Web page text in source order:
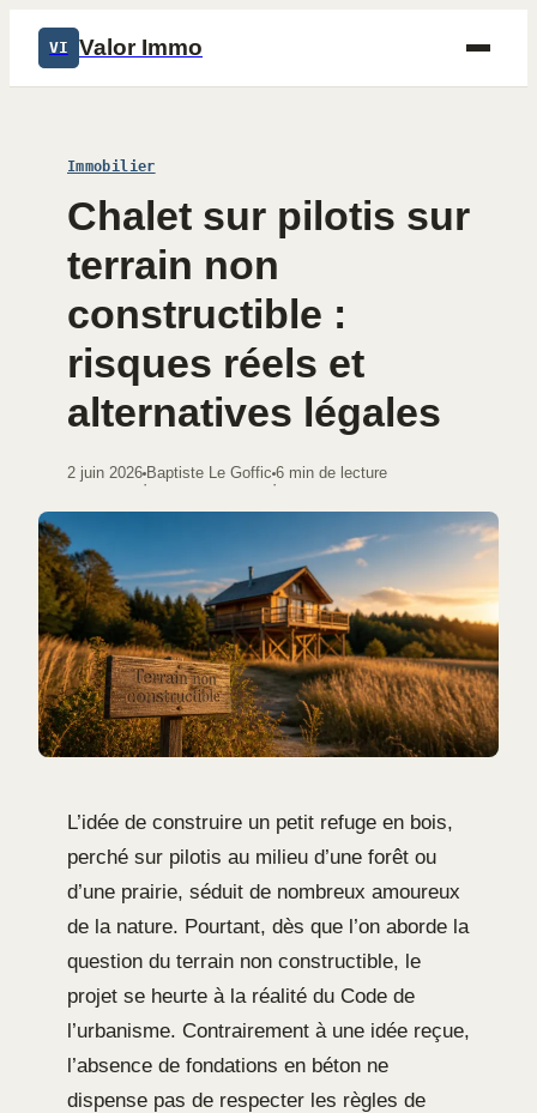
VI Valor Immo
Immobilier
Chalet sur pilotis sur
terrain non
constructible :
risques réels et
alternatives légales
2 juin 2026
·
Baptiste Le Goffic
·
6 min de lecture
L’idée de construire un petit refuge en bois,
perché sur pilotis au milieu d’une forêt ou
d’une prairie, séduit de nombreux amoureux
de la nature. Pourtant, dès que l’on aborde la
question du terrain non constructible, le
projet se heurte à la réalité du Code de
l’urbanisme. Contrairement à une idée reçue,
l’absence de fondations en béton ne
dispense pas de respecter les règles de